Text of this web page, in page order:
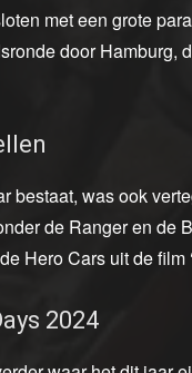
met een grote
door Hamburg,
bestaat, was ook
de Ranger en de
Hero Cars uit de film
2024